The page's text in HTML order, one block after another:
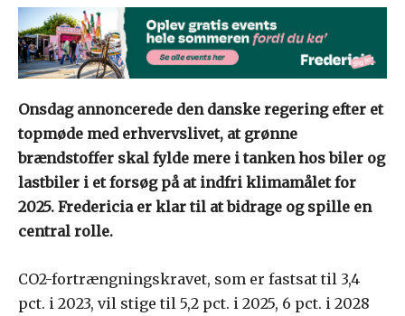
Onsdag annoncerede den danske regering efter et
topmøde med erhvervslivet, at grønne
brændstoffer skal fylde mere i tanken hos biler og
lastbiler i et forsøg på at indfri klimamålet for
2025. Fredericia er klar til at bidrage og spille en
central rolle.
CO2-fortrængningskravet, som er fastsat til 3,4
pct. i 2023, vil stige til 5,2 pct. i 2025, 6 pct. i 2028